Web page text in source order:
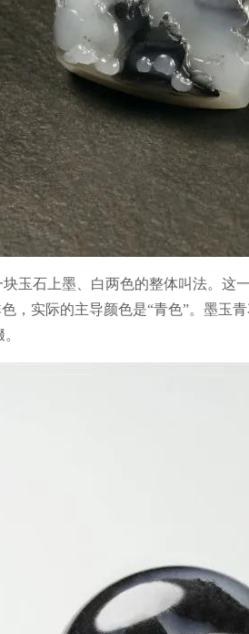
块玉石上墨、白两色的整体叫法。这
色，实际的主导颜色是“青色”。墨玉